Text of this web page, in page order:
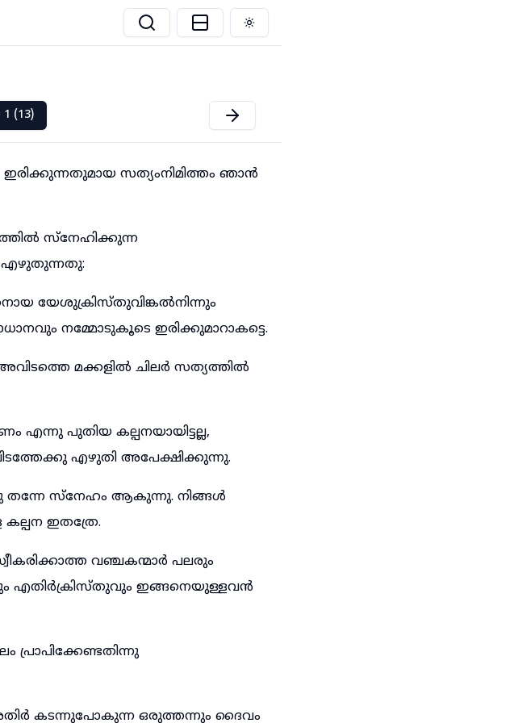
Toggle theme
(13)
സത്യംനിമിത്തം ഞാൻ
സ്നേഹിക്കുന്ന
എഴുതുന്നതു:
യേശുക്രിസ്തുവിങ്കൽനിന്നും
നമ്മോടുകൂടെ ഇരിക്കുമാറാകട്ടെ.
മക്കളിൽ ചിലർ സത്യത്തിൽ
എന്നു പുതിയ കല്പനയായിട്ടല്ല,
എഴുതി അപേക്ഷിക്കുന്നു.
തന്നേ സ്നേഹം ആകുന്നു. നിങ്ങൾ
ഇതത്രേ.
വഞ്ചകന്മാർ പലരും
എതിർക്രിസ്തുവും ഇങ്ങനെയുള്ളവൻ
കടന്നുപോകുന്ന ഒരുത്തന്നും ദൈവം